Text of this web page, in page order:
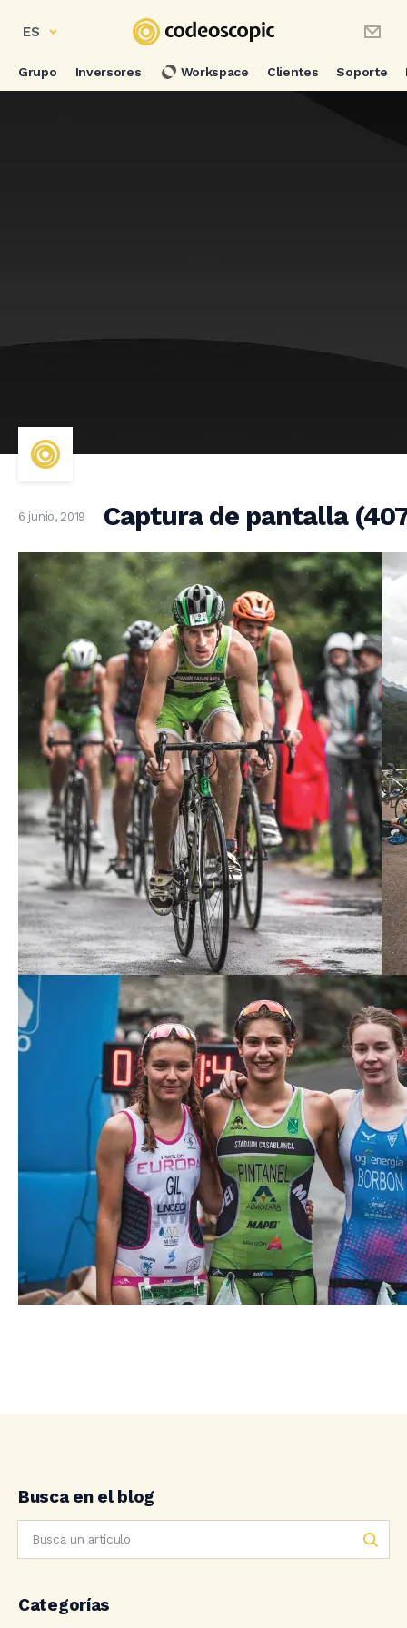
ES
Grupo Inversores Workspace Clientes Soporte
6 junio, 2019 Captura de pantalla
Busca en el blog
Categorías